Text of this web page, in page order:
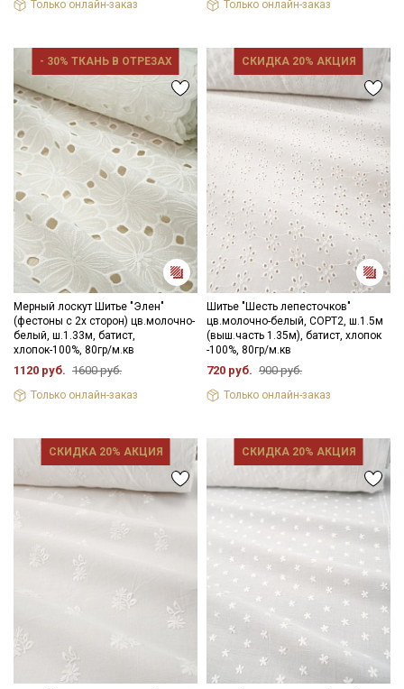
Только онлайн-заказ Только онлайн-заказ
- 30% ТКАНЬ В ОТРЕЗАХ
Мерный лоскут Шитье "Элен"
(фестоны с 2х сторон) цв.молочно-
белый, ш.1.33м, батист,
хлопок-100%, 80гр/м.кв
1120 руб. 1600 руб.
Только онлайн-заказ
СКИДКА 20% АКЦИЯ
Шитье "Шесть лепесточков"
цв.молочно-белый, СОРТ2, ш.1.5м
(выш.часть 1.35м), батист, хлопок
-100%, 80гр/м.кв
720 руб. 900 руб.
Только онлайн-заказ
СКИДКА 20% АКЦИЯ СКИДКА 20% АКЦИЯ
Мы публикуем здесь дополнительные
промокоды и скидки до 30% на узкие
категории тканей
Электронная почта
Подписаться
Ознакомлен(а) с
Политикой обработки персональных
и даюСогласие на обработку персональных
данных
ДаюСогласие на получение рекламных и
информационных рассылок